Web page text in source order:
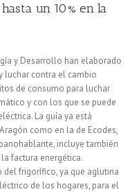
un 10% en la
y Desarrollo han elaborado
luchar contra el cambio
de consumo para luchar
y con los que se puede
La guía ya está
como en la de Ecodes,
incluye también
factura energética.
del frigorífico, ya que aglutina
de los hogares, para el